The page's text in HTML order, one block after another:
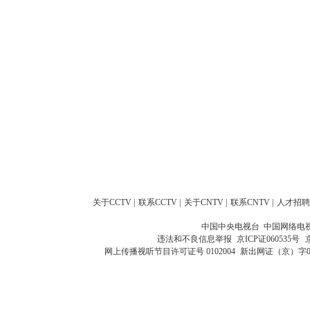
关于CCTV 联系CCTV 关于CNTV 联系CNTV 人才招聘
中国中央电视台 中国网络电
违法和不良信息举报 京ICP证060535号
网上传播视听节目许可证号 0102004 新出网证（京）